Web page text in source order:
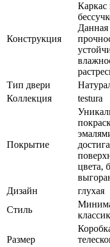
Конструкция
Каркас
Данная
Тип двери
Коллекция
testura
Покрытие
цвета,
Дизайн
глухая
Стиль
Размер